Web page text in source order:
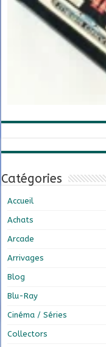
Catégories
Accueil
Achats
Arcade
Arrivages
Blog
Blu-Ray
Cinéma / Séries
Collectors